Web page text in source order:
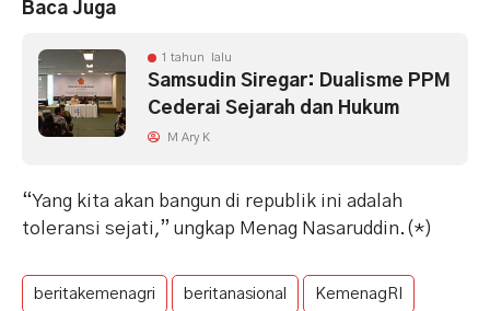
Baca Juga
1 tahun lalu
Samsudin Siregar: Dualisme PPM
Cederai Sejarah dan Hukum
M Ary K
“Yang kita akan bangun di republik ini adalah
toleransi sejati,” ungkap Menag Nasaruddin.(*)
beritakemenagri beritanasional KemenagRI